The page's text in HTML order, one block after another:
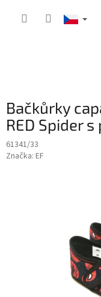
Bačkůrky
RED Spider
61341/33
Značka: EF